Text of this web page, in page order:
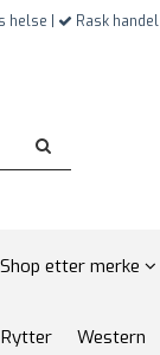
helse | Rask handel
Shop etter merke
Rytter Western